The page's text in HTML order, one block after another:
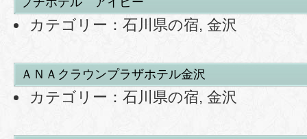
カテゴリー： 石川県の宿, 金沢
ＡＮＡクラウンプラザホテル金沢
カテゴリー： 石川県の宿, 金沢